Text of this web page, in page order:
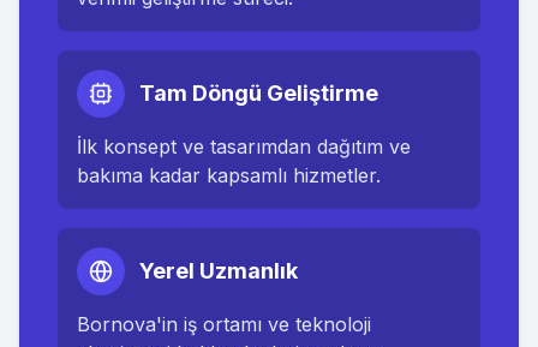
Tam Döngü Geliştirme
İlk konsept ve tasarımdan dağıtım ve
bakıma kadar kapsamlı hizmetler.
Yerel Uzmanlık
Bornova'in iş ortamı ve teknoloji